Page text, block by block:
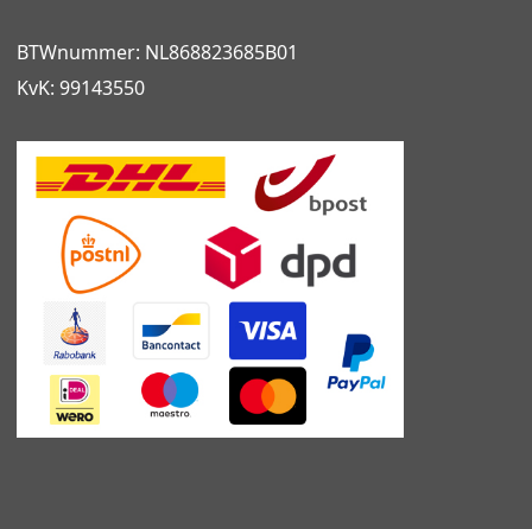
BTWnummer: NL868823685B01
KvK: 99143550